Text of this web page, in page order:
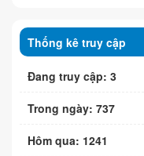
Thống kê truy cập
Đang truy cập: 3
Trong ngày: 737
Hôm qua: 1241